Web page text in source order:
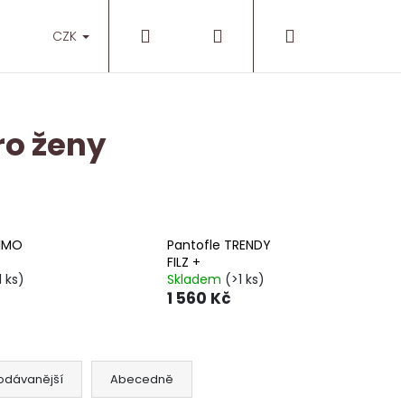
O nás Prodejny
CZK Přihlášení
ženy
ks)
Pantofle TRENDY
FILZ +
Skladem (>1 ks)
1 560 Kč
Abecedně